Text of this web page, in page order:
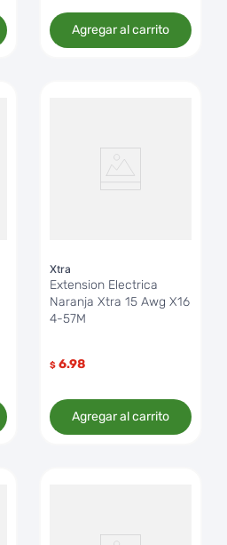
Agregar al carrito
Xtra
Extension Electrica
Naranja Xtra 15 Awg X16
4-57M
$ 6.98
Agregar al carrito